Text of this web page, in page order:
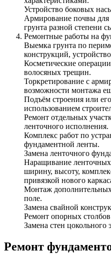
Устройство боковых
Армирование почвы для
грунта разной степени
Ремонтные работы на
Выемка грунта по
конструкций,
Косметические
волосяных трещин.
Торкретирование с
возможности монтажа
Подъём строения или
использованием
Ремонт отдельных
ленточного исполнения.
Комплекс работ по
фундаментной ленты.
Замена ленточного
Наращивание
ширину, высоту,
привязкой нового
Монтаж
поле.
Замена свайной
Ремонт опорных
Замена стен цокольного
Ремонт